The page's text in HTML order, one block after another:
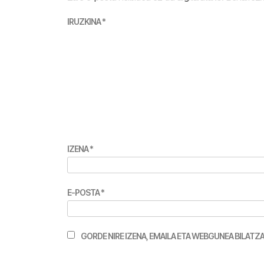
IRUZKINA*
IZENA*
E-POSTA*
GORDE NIRE IZENA, EMAILA ETA WEBGUNEA